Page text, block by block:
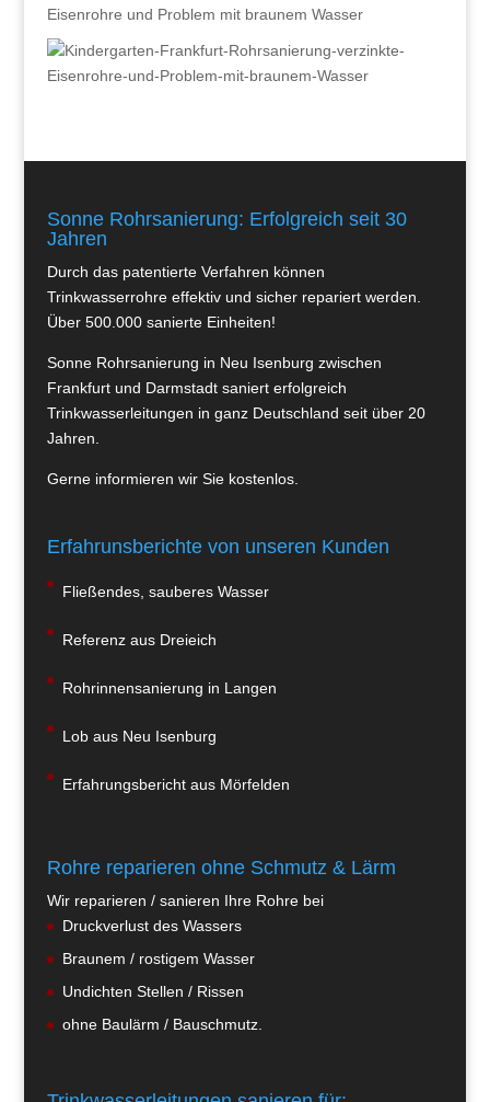
Eisenrohre und Problem mit braunem Wasser
Sonne Rohrsanierung: Erfolgreich seit 30
Jahren
Durch das patentierte Verfahren können
Trinkwasserrohre effektiv und sicher repariert werden.
Über 500.000 sanierte Einheiten!
Sonne Rohrsanierung in Neu Isenburg zwischen
Frankfurt und Darmstadt saniert erfolgreich
Trinkwasserleitungen in ganz Deutschland seit über 20
Jahren.
Gerne informieren wir Sie kostenlos.
Erfahrunsberichte von unseren Kunden
Fließendes, sauberes Wasser
Referenz aus Dreieich
Rohrinnensanierung in Langen
Lob aus Neu Isenburg
Erfahrungsbericht aus Mörfelden
Rohre reparieren ohne Schmutz & Lärm
Wir reparieren / sanieren Ihre Rohre bei
Druckverlust des Wassers
Braunem / rostigem Wasser
Undichten Stellen / Rissen
ohne Baulärm / Bauschmutz.